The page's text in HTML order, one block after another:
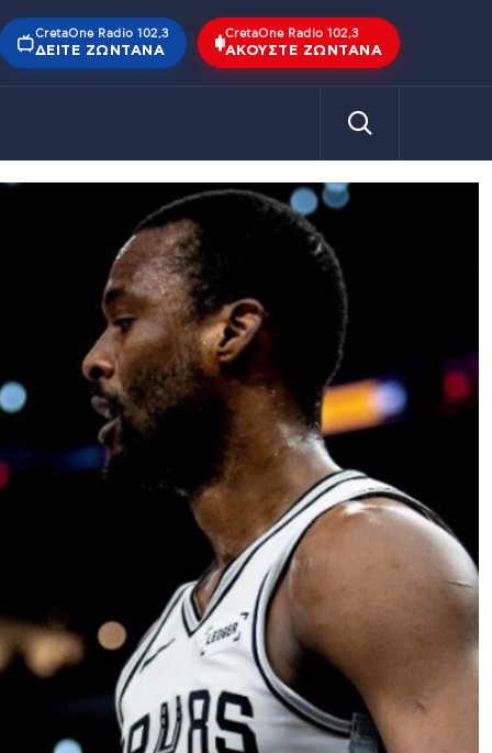
CretaOne Radio 102,3
ΔΕΊΤΕ ΖΩΝΤΑΝΆ
CretaOne Radio 102,3
ΑΚΟΎΣΤΕ ΖΩΝΤΑΝΆ